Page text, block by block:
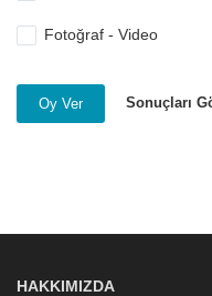
Fotoğraf - Video
Oy Ver Sonuçları
HAKKIMIZDA